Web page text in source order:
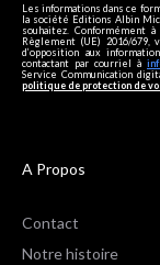
Les informations dans ce
la société Editions Albin
souhaitez. Conformément
Règlement (UE) 2016/
d’opposition aux
contactant par courriel à
Service Communication
politique de protection de
A Propos
Contact
Notre histoire